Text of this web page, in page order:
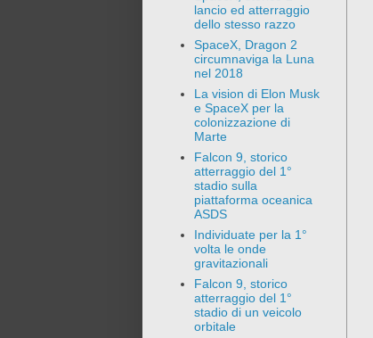
lancio ed atterraggio
dello stesso razzo
SpaceX, Dragon 2
circumnaviga la Luna
nel 2018
La vision di Elon Musk
e SpaceX per la
colonizzazione di
Marte
Falcon 9, storico
atterraggio del 1°
stadio sulla
piattaforma oceanica
ASDS
Individuate per la 1°
volta le onde
gravitazionali
Falcon 9, storico
atterraggio del 1°
stadio di un veicolo
orbitale